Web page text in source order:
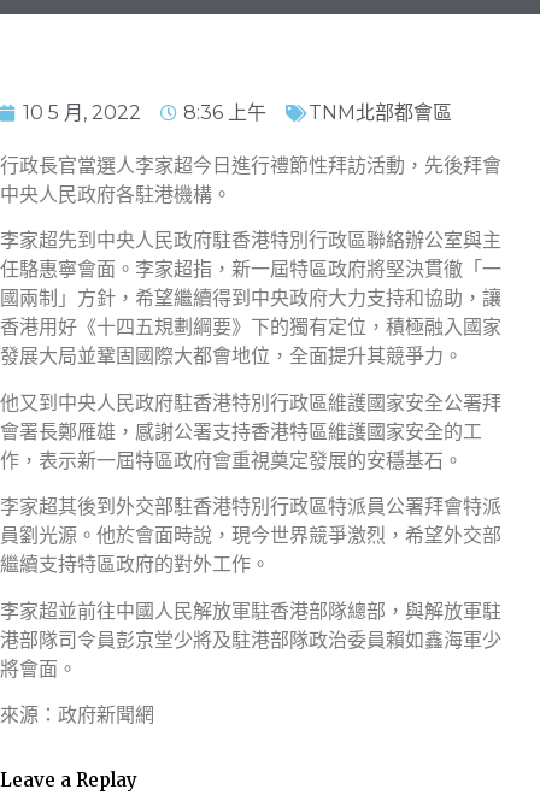
10 5 月, 2022 8:36 上午 TNM北部都會區
行政長官當選人李家超今日進行禮節性拜訪活動，先後拜會
中央人民政府各駐港機構。
李家超先到中央人民政府駐香港特別行政區聯絡辦公室與主
任駱惠寧會面。李家超指，新一屆特區政府將堅決貫徹「一
國兩制」方針，希望繼續得到中央政府大力支持和協助，讓
香港用好《十四五規劃綱要》下的獨有定位，積極融入國家
發展大局並鞏固國際大都會地位，全面提升其競爭力。
他又到中央人民政府駐香港特別行政區維護國家安全公署拜
會署長鄭雁雄，感謝公署支持香港特區維護國家安全的工
作，表示新一屆特區政府會重視奠定發展的安穩基石。
李家超其後到外交部駐香港特別行政區特派員公署拜會特派
員劉光源。他於會面時說，現今世界競爭激烈，希望外交部
繼續支持特區政府的對外工作。
李家超並前往中國人民解放軍駐香港部隊總部，與解放軍駐
港部隊司令員彭京堂少將及駐港部隊政治委員賴如鑫海軍少
將會面。
來源：政府新聞網
Leave a Replay